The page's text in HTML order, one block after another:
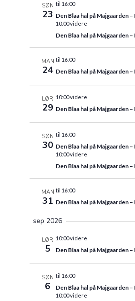
SØN
23
til 16:00
Den Blaa hal på Majgaarden
10:00 videre
Den Blaa hal på Majgaarden
MAN
24
til 16:00
Den Blaa hal på Majgaarden
LØR
29
10:00 videre
Den Blaa hal på Majgaarden
SØN
30
til 16:00
Den Blaa hal på Majgaarden
10:00 videre
Den Blaa hal på Majgaarden
MAN
31
til 16:00
Den Blaa hal på Majgaarden
sep 2026
LØR
5
10:00 videre
Den Blaa hal på Majgaarden
SØN
6
til 16:00
Den Blaa hal på Majgaarden
10:00 videre